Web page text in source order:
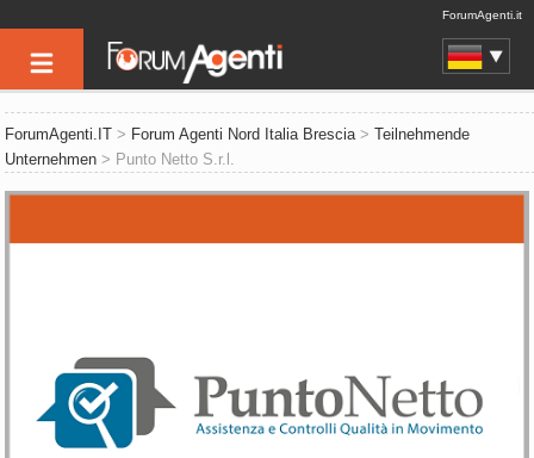
ForumAgenti.it
ForumAgenti.IT > Forum Agenti Nord Italia Brescia>Teilnehmende
Unternehmen > Punto Netto S.r.l.